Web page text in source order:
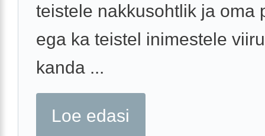
teistele nakkusohtlik ja oma
ega ka teistel inimestele
kanda ...
Loe edasi